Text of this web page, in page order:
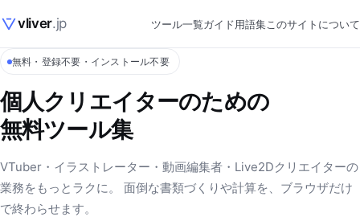
vliver.jp ツール一覧ガイド用語集このサイトについて
無料・登録不要・インストール不要
個人クリエイターのための
無料ツール集
VTuber・イラストレーター・動画編集者・Live2Dクリエイターの
業務をもっとラクに。 面倒な書類づくりや計算を、ブラウザだけ
で終わらせます。